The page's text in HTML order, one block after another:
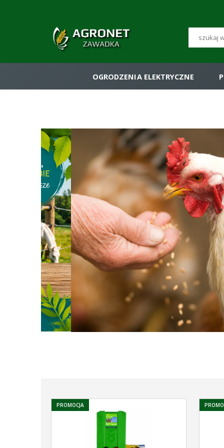
OGRODZENIA ELEKTRYCZNE
PROMOCJA